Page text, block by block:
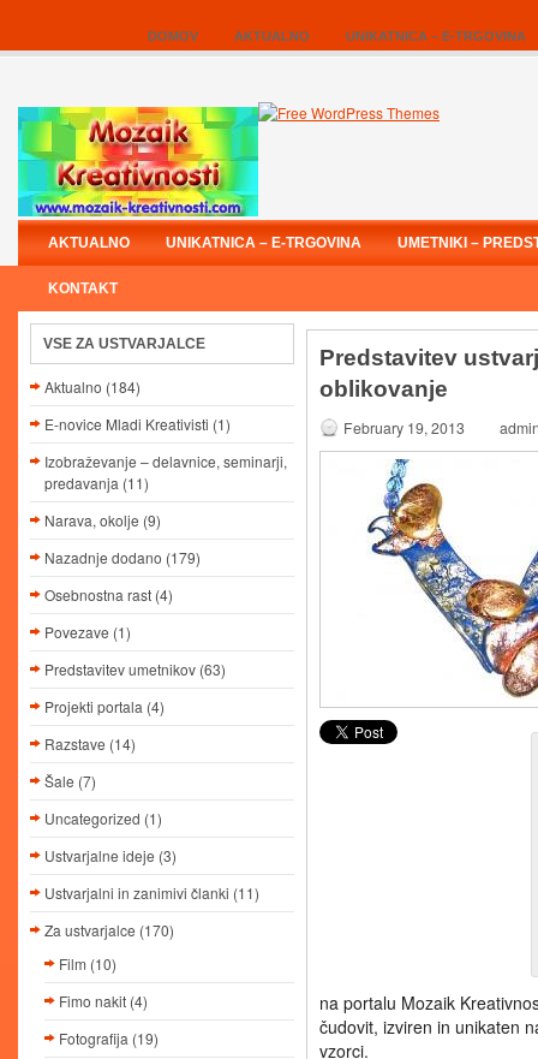
DOMOV AKTUALNO UNIKATNICA – E-TRGOVINA
AKTUALNO UNIKATNICA – E-TRGOVINA UMETNIKI –
KONTAKT
VSE ZA USTVARJALCE
Aktualno (184)
E-novice Mladi Kreativisti (1)
Izobraževanje – delavnice, seminarji,
predavanja (11)
Narava, okolje (9)
Nazadnje dodano (179)
Osebnostna rast (4)
Povezave (1)
Predstavitev umetnikov (63)
Projekti portala (4)
Razstave (14)
Šale (7)
Uncategorized (1)
Ustvarjalne ideje (3)
Ustvarjalni in zanimivi članki (11)
Za ustvarjalce (170)
Film (10)
Fimo nakit (4)
Fotografija (19)
Predstavitev
oblikovanje
February 19, 2013
na portalu Mozaik
čudovit, izviren in unikaten
vzorci.